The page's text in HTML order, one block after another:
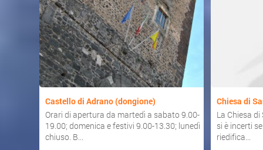
Castello di Adrano (dongione)
Orari di apertura da martedì a sabato 9.00-
19.00; domenica e festivi 9.00-13.30; lunedì
chiuso. B...
Chiesa di
La Chiesa di
si è incerti
riedifica...